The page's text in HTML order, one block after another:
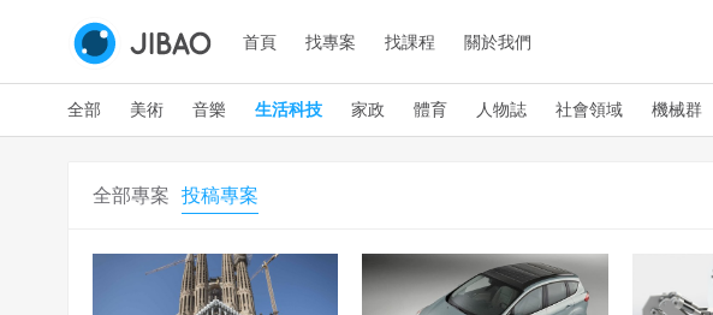
首頁 找專案 找課程 關於我們
全部 美術 音樂 生活科技 家政 體育 人物誌 社會領域 機械群
全部專案 投稿專案